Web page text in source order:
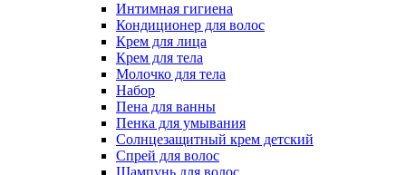
Интимная гигиена
Кондиционер для волос
Крем для лица
Крем для тела
Молочко для тела
Набор
Пена для ванны
Пенка для умывания
Солнцезащитный крем детский
Спрей для волос
Шампунь для волос